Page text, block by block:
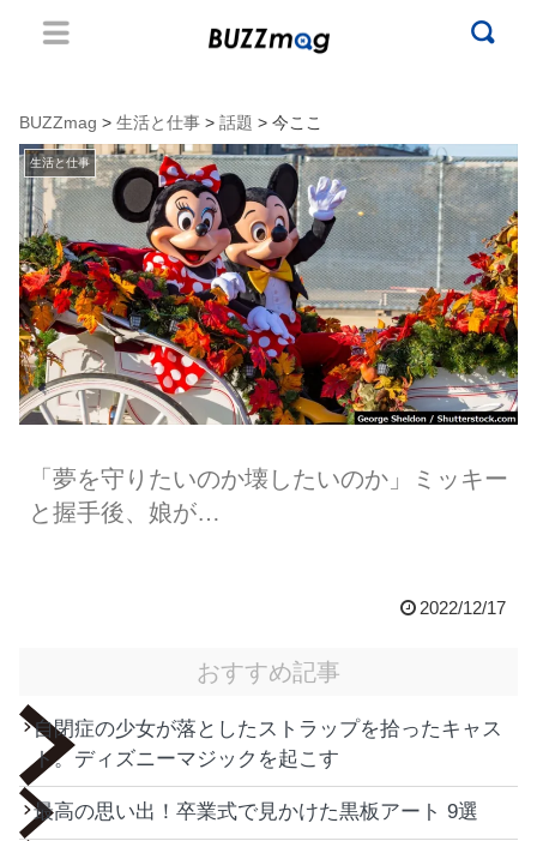
BUZZmag > 生活と仕事 > 話題 > 今ここ
生活と仕事
「夢を守りたいのか壊したいのか」ミッキー
と握手後、娘が…
2022/12/17
おすすめ記事
自閉症の少女が落としたストラップを拾ったキャス
ト。ディズニーマジックを起こす
最高の思い出！卒業式で見かけた黒板アート 9選